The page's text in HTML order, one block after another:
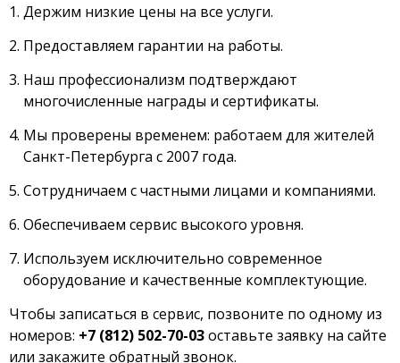
Держим низкие цены на все услуги.
Предоставляем гарантии на работы.
Наш профессионализм подтверждают
многочисленные награды и сертификаты.
Мы проверены временем: работаем для жителей
Санкт-Петербурга с 2007 года.
Сотрудничаем с частными лицами и компаниями.
Обеспечиваем сервис высокого уровня.
Используем исключительно современное
оборудование и качественные комплектующие.
Чтобы записаться в сервис, позвоните по одному из
номеров: +7 (812) 502-70-03оставьте заявку на сайте
или закажите обратный звонок.